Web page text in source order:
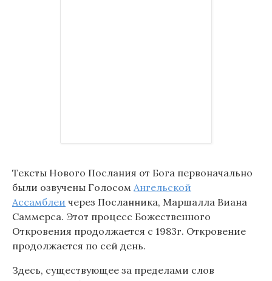
Тексты Нового Послания от Бога первоначально
были озвучены Голосом Ангельской
Ассамблеи через Посланника, Маршалла Виана
Саммерса. Этот процесс Божественного
Откровения продолжается с 1983г. Откровение
продолжается по сей день.
Здесь, существующее за пределами слов